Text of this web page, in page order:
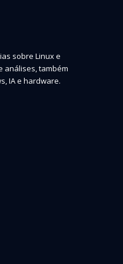
sobre Linux e
análises, também
IA e hardware.